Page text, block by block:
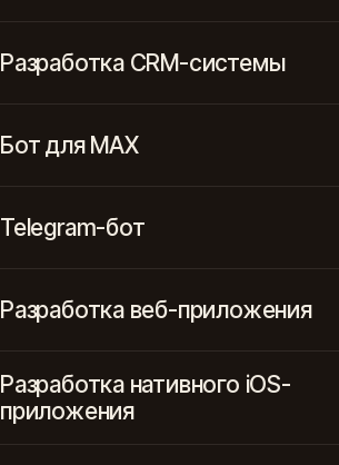
Разработка CRM-системы
Бот для MAX
Telegram-бот
Разработка веб-приложения
Разработка нативного iOS-
приложения